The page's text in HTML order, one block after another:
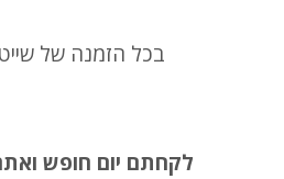
בכל הזמנה של שייט
לקחתם יום חופש